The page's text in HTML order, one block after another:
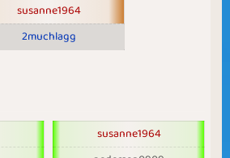
susanne1964
2muchlagg
susanne1964